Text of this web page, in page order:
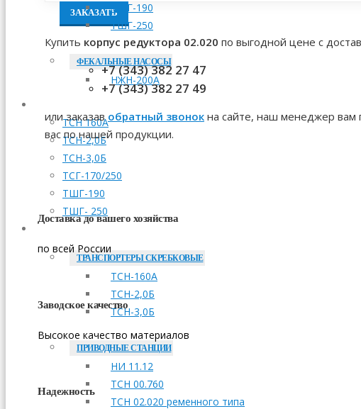
ТШГ-190
ТШГ-250
ФЕКАЛЬНЫЕ НАСОСЫ
НЖН-200А
ТСН 160А
ТСН-2,0Б
ТСН-3,0Б
ТСГ-170/250
ТШГ-190
ТШГ- 250
ТРАНСПОРТЕРЫ СКРЕБКОВЫЕ
ТСН-160А
ТСН-2,0Б
ТСН-3,0Б
ПРИВОДНЫЕ СТАНЦИИ
НИ 11.12
ТСН 00.760
ТСН 02.020 ременного типа
ЗАКАЗАТЬ
Купить корпус редуктора 02.020 по выгодной цене с
+7 (343) 382 27 47
+7 (343) 382 27 49
или заказавобратный звонок на сайте, наш менеджер вам
вас по нашей продукции.
Доставка до вашего хозяйства
по всей России
Заводское качество
Высокое качество материалов
Надежность